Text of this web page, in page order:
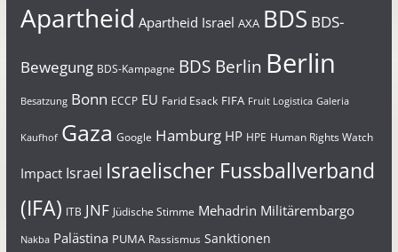
Apartheid Apartheid Israel AXA BDS BDS-
Bewegung BDS-Kampagne BDS Berlin Berlin
Besatzung Bonn ECCP EU Farid Esack FIFA Fruit Logistica Galeria
Kaufhof Gaza Google Hamburg HP HPE Human Rights Watch
Impact Israel Israelischer Fussballverband
(IFA) ITB JNF Jüdische Stimme Mehadrin Militärembargo
Nakba Palästina PUMA Rassismus Sanktionen